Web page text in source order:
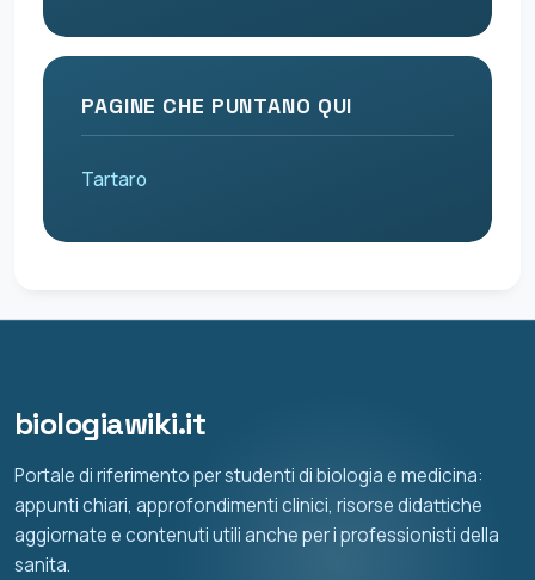
PAGINE CHE PUNTANO QUI
Tartaro
biologiawiki.it
Portale di riferimento per studenti di biologia e medicina:
appunti chiari, approfondimenti clinici, risorse didattiche
aggiornate e contenuti utili anche per i professionisti della
sanita.